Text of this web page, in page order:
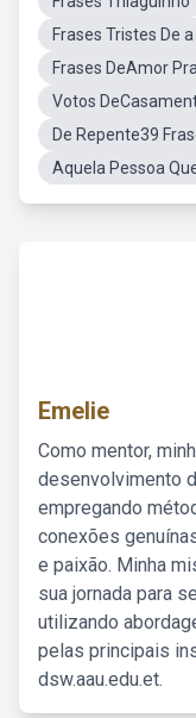
Frases Tristes De
Frases DeAmor
Votos
De Repente39
Aquela Pessoa
Emelie
Como mentor,
desenvolvimento
empregando
conexões
e paixão. Minha
sua jornada para
utilizando
pelas principais
dsw.aau.edu.et.